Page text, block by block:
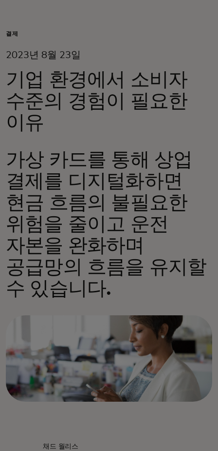
모두를 위한 가치
이노베이터
결제
2023년 8월 23일
기업 환경에서 소비자
수준의 경험이 필요한
이유
가상 카드를 통해 상업
결제를 디지털화하면
현금 흐름의 불필요한
위험을 줄이고 운전
자본을 완화하며
공급망의 흐름을 유지할
수 있습니다.
채드 월리스